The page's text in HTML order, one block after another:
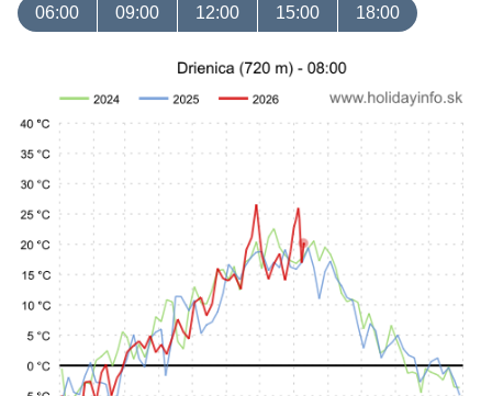
06:00 09:00 12:00 15:00 18:00